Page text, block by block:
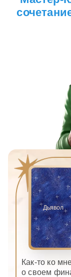
Дьявол
Как-то ко
о своем